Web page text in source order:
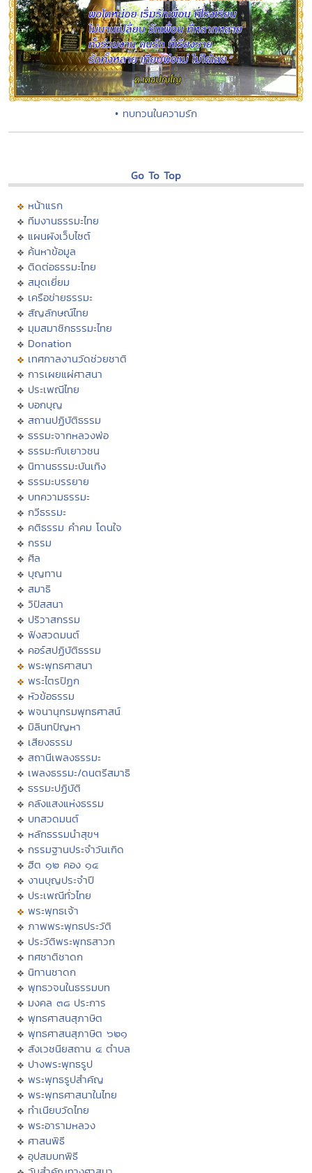
• ทบทวนในความรัก
Go To Top
หน้าแรก
ทีมงานธรรมะไทย
แผนผังเว็บไซต์
ค้นหาข้อมูล
ติดต่อธรรมะไทย
สมุดเยี่ยม
เครือข่ายธรรมะ
สัญลักษณ์ไทย
มุมสมาชิกธรรมะไทย
Donation
เทศกาลงานวัดช่วยชาติ
การเผยแผ่ศาสนา
ประเพณีไทย
บอกบุญ
สถานปฏิบัติธรรม
ธรรมะจากหลวงพ่อ
ธรรมะกับเยาวชน
นิทานธรรมะบันเทิง
ธรรมะบรรยาย
บทความธรรมะ
กวีธรรมะ
คติธรรม คำคม โดนใจ
กรรม
ศีล
บุญทาน
สมาธิ
วิปัสสนา
ปริวาสกรรม
ฟังสวดมนต์
คอร์สปฏิบัติธรรม
พระพุทธศาสนา
พระไตรปิฏก
หัวข้อธรรม
พจนานุกรมพุทธศาสน์
มิลินทปัญหา
เสียงธรรม
สถานีเพลงธรรมะ
เพลงธรรมะ/ดนตรีสมาธิ
ธรรมะปฏิบัติ
คลังแสงแห่งธรรม
บทสวดมนต์
หลักธรรมนำสุขฯ
กรรมฐานประจำวันเกิด
ฮีต ๑๒ คอง ๑๔
งานบุญประจำปี
ประเพณีทั่วไทย
พระพุทธเจ้า
ภาพพระพุทธประวัติ
ประวัติพระพุทธสาวก
ทศชาติชาดก
นิทานชาดก
พุทธวจนในธรรมบท
มงคล ๓๘ ประการ
พุทธศาสนสุภาษิต
พุทธศาสนสุภาษิต ๖๒๑
สังเวชนียสถาน ๔ ตำบล
ปางพระพุทธรูป
พระพุทธรูปสำคัญ
พระพุทธศาสนาในไทย
ทำเนียบวัดไทย
พระอารามหลวง
ศาสนพิธี
อุปสมบทพิธี